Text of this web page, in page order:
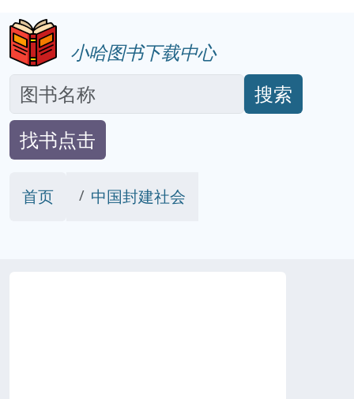
小哈图书下载中心
搜索
找书点击
首页 中国封建社会